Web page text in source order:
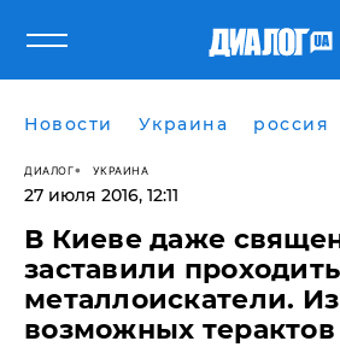
Новости Украина россия
ДИАЛОГ УКРАИНА
27 июля 2016, 12:11
В Киеве даже
заставили
металлоискатели.
возможных